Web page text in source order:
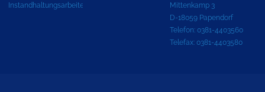
Instandhaltungsarbeiten
Mittenkamp 3
D-18059 Papendorf
Telefon: 0381-4403560
Telefax: 0381-4403580